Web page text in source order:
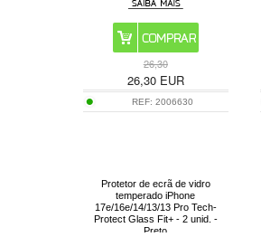
26,30
26,30EUR
REF: 2006630
Protetor de ecrã de vidro
temperado iPhone
17e/16e/14/13/13 Pro Tech-
Protect Glass Fit+ - 2 unid. -
Preto